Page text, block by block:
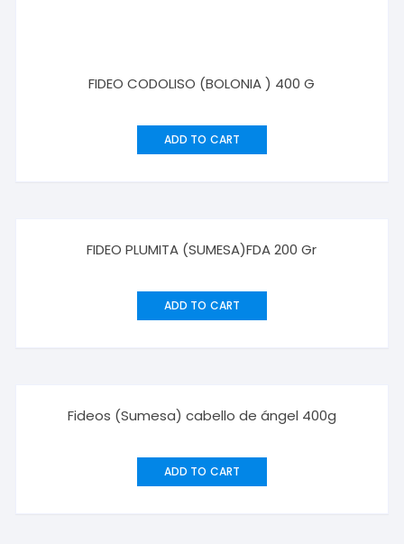
FIDEO CODOLISO (BOLONIA ) 400 G
ADD TO CART
FIDEO PLUMITA (SUMESA)FDA 200 Gr
ADD TO CART
Fideos (Sumesa) cabello de ángel 400g
ADD TO CART